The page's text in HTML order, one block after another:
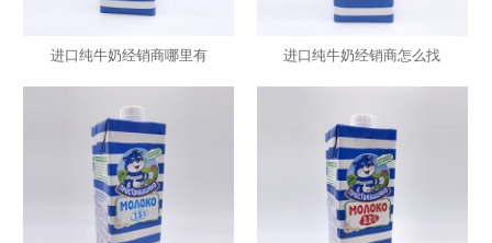
进口纯牛奶经销商哪里有 进口纯牛奶经销商怎么找